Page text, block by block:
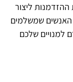
ליצור
שמשלמים
למנויים שלכם